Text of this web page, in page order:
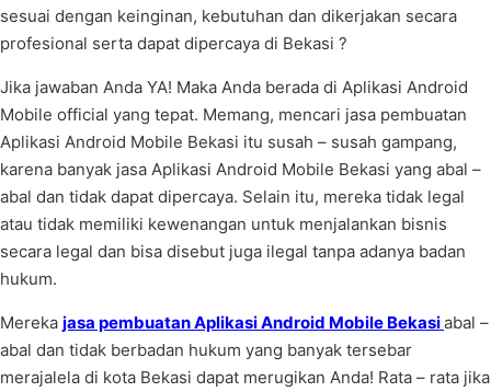
sesuai dengan keinginan, kebutuhan dan dikerjakan secara
profesional serta dapat dipercaya di Bekasi ?
Jika jawaban Anda YA! Maka Anda berada di Aplikasi Android
Mobile official yang tepat. Memang, mencari jasa pembuatan
Aplikasi Android Mobile Bekasi itu susah – susah gampang,
karena banyak jasa Aplikasi Android Mobile Bekasi yang abal –
abal dan tidak dapat dipercaya. Selain itu, mereka tidak legal
atau tidak memiliki kewenangan untuk menjalankan bisnis
secara legal dan bisa disebut juga ilegal tanpa adanya badan
hukum.
Mereka jasa pembuatan Aplikasi Android Mobile Bekasiabal –
abal dan tidak berbadan hukum yang banyak tersebar
merajalela di kota Bekasi dapat merugikan Anda! Rata – rata jika